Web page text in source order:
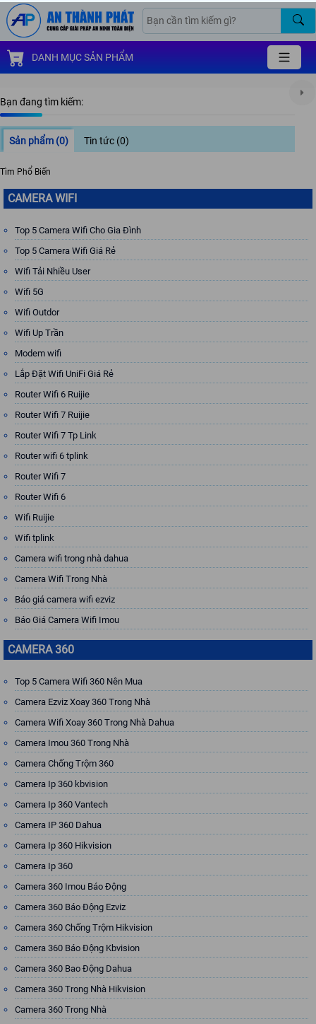
DANH MỤC SẢN PHẨM
Bạn đang tìm kiếm:
Sản phẩm (0) Tin tức (0)
Tìm Phổ Biến
CAMERA WIFI
Top 5 Camera Wifi Cho Gia Đình
Top 5 Camera Wifi Giá Rẻ
Wifi Tải Nhiều User
Wifi 5G
Wifi Outdor
Wifi Up Trần
Modem wifi
Lắp Đặt Wifi UniFi Giá Rẻ
Router Wifi 6 Ruijie
Router Wifi 7 Ruijie
Router Wifi 7 Tp Link
Router wifi 6 tplink
Router Wifi 7
Router Wifi 6
Wifi Ruijie
Wifi tplink
Camera wifi trong nhà dahua
Camera Wifi Trong Nhà
Báo giá camera wifi ezviz
Báo Giá Camera Wifi Imou
CAMERA 360
Top 5 Camera Wifi 360 Nên Mua
Camera Ezviz Xoay 360 Trong Nhà
Camera Wifi Xoay 360 Trong Nhà Dahua
Camera Imou 360 Trong Nhà
Camera Chống Trộm 360
Camera Ip 360 kbvision
Camera Ip 360 Vantech
Camera IP 360 Dahua
Camera Ip 360 Hikvision
Camera Ip 360
Camera 360 Imou Báo Động
Camera 360 Báo Động Ezviz
Camera 360 Chống Trộm Hikvision
Camera 360 Báo Động Kbvision
Camera 360 Bao Động Dahua
Camera 360 Trong Nhà Hikvision
Camera 360 Trong Nhà